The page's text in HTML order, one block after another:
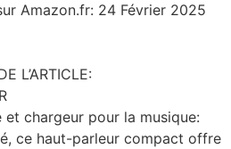
Amazon.fr: 24 Février 2025
L’ARTICLE:
chargeur pour la musique:
ce haut-parleur compact offre